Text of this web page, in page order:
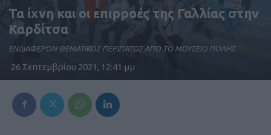
Τα ίχνη και οι επιρροές της Γαλλίας στην
Καρδίτσα
ΕΝΔΙΑΦΕΡΟΝ ΘΕΜΑΤΙΚΟΣ ΠΕΡΙΠΑΤΟΣ ΑΠΟ ΤΟ ΜΟΥΣΕΙΟ ΠΟΛΗΣ
26 Σεπτεμβρίου 2021, 12:41 μμ